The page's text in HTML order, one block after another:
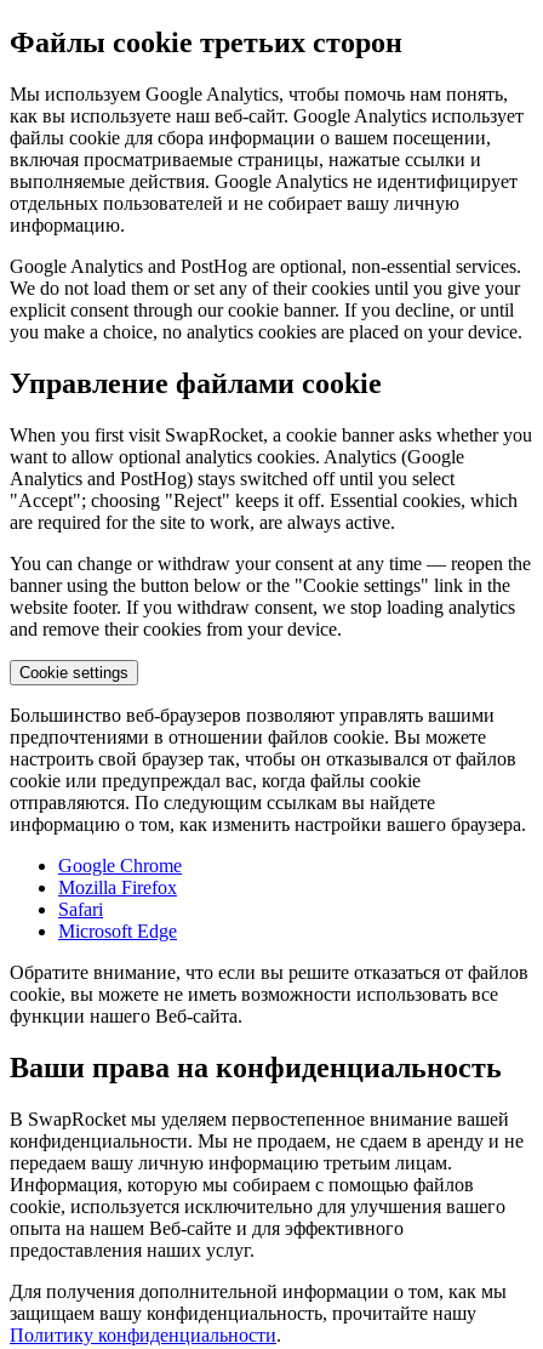
Файлы cookie третьих сторон
Мы используем Google Analytics, чтобы помочь нам понять,
как вы используете наш веб-сайт. Google Analytics использует
файлы cookie для сбора информации о вашем посещении,
включая просматриваемые страницы, нажатые ссылки и
выполняемые действия. Google Analytics не идентифицирует
отдельных пользователей и не собирает вашу личную
информацию.
Google Analytics and PostHog are optional, non-essential services.
We do not load them or set any of their cookies until you give your
explicit consent through our cookie banner. If you decline, or until
you make a choice, no analytics cookies are placed on your device.
Управление файлами cookie
When you first visit SwapRocket, a cookie banner asks whether you
want to allow optional analytics cookies. Analytics (Google
Analytics and PostHog) stays switched off until you select
"Accept"; choosing "Reject" keeps it off. Essential cookies, which
are required for the site to work, are always active.
You can change or withdraw your consent at any time — reopen the
banner using the button below or the "Cookie settings" link in the
website footer. If you withdraw consent, we stop loading analytics
and remove their cookies from your device.
Cookie settings
Большинство веб-браузеров позволяют управлять вашими
предпочтениями в отношении файлов cookie. Вы можете
настроить свой браузер так, чтобы он отказывался от файлов
cookie или предупреждал вас, когда файлы cookie
отправляются. По следующим ссылкам вы найдете
информацию о том, как изменить настройки вашего браузера.
Google Chrome
Mozilla Firefox
Safari
Microsoft Edge
Обратите внимание, что если вы решите отказаться от файлов
cookie, вы можете не иметь возможности использовать все
функции нашего Веб-сайта.
Ваши права на конфиденциальность
В SwapRocket мы уделяем первостепенное внимание вашей
конфиденциальности. Мы не продаем, не сдаем в аренду и не
передаем вашу личную информацию третьим лицам.
Информация, которую мы собираем с помощью файлов
cookie, используется исключительно для улучшения вашего
опыта на нашем Веб-сайте и для эффективного
предоставления наших услуг.
Для получения дополнительной информации о том, как мы
защищаем вашу конфиденциальность, прочитайте нашу
Политику конфиденциальности.